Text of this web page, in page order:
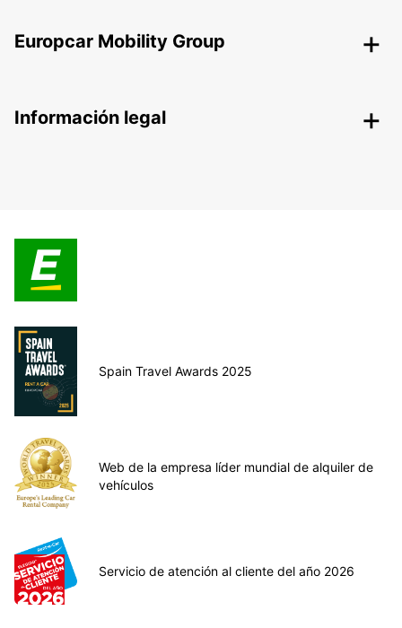
Europcar Mobility Group
Información legal
Spain Travel Awards 2025
Web de la empresa líder mundial de alquiler de
vehículos
Servicio de atención al cliente del año 2026